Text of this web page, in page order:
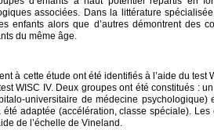
associées. Dans la littérature
enfants alors que d’autres démontrent des
du même âge.
à cette étude ont été identifiés à l’aide du test
WISC IV. Deux groupes ont été constitués :
universitaire de médecine
adaptée (accélération, classe spéciale).
de l’échelle de Vineland.